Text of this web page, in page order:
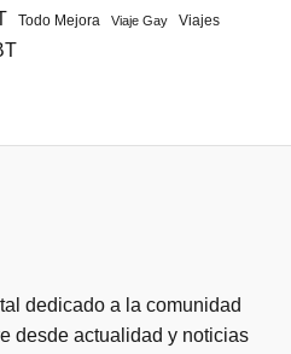
Todo Mejora Viaje Gay
Viajes
dedicado a la comunidad
desde actualidad y noticias